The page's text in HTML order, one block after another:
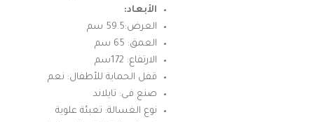
الأبعاد:
العرض:59.5 سم
العمق: 65 سم
الارتفاع: 172سم
قفل الحماية للأطفال: نعم
صنع فى: تايلاند
نوع الغسالة: تعبئة علوية